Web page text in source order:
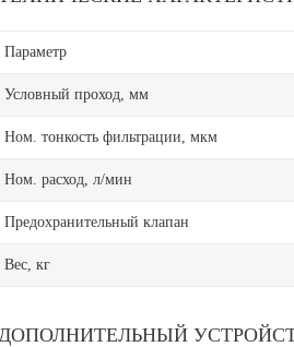
Параметр
Условный проход, мм
Ном. тонкость фильтрации, мкм
Ном. расход, л/мин
Предохранительный клапан
Вес, кг
ДОПОЛНИТЕЛЬНЫЙ